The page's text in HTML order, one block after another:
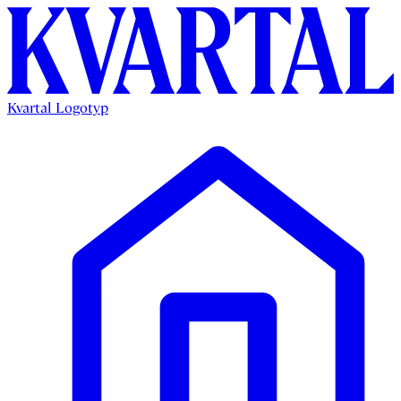
Kvartal Logotyp